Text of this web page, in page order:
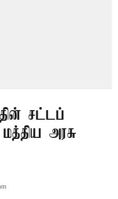
சட்டப்
அரசு